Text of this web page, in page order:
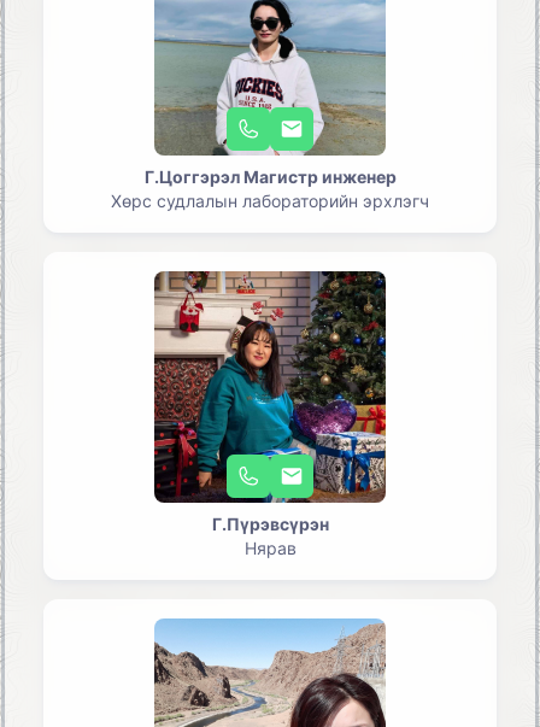
Г.Цоггэрэл Магистр инженер
Хөрс судлалын лабораторийн эрхлэгч
Г.Пүрэвсүрэн
Нярав